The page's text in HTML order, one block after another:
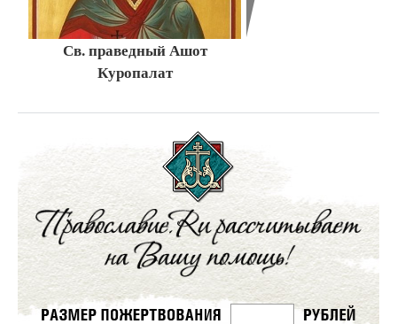
Св. праведный Ашот
Куропалат